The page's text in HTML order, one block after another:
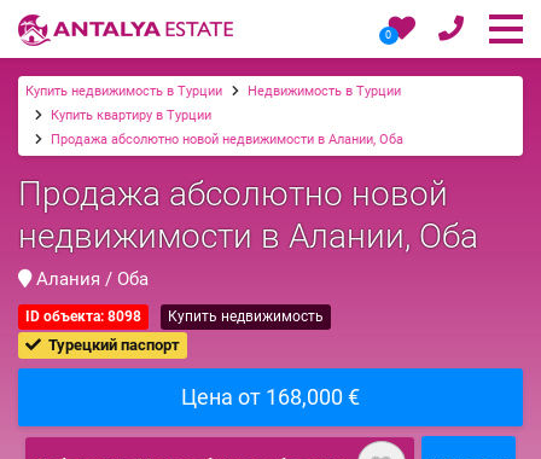
0
Купить недвижимость в Турции
Недвижимость в Турции
Купить квартиру в Турции
Продажа абсолютно новой недвижимости в Алании, Оба
Продажа абсолютно новой
недвижимости в Алании, Оба
Алания / Оба
ID объекта: 8098 Купить недвижимость
Турецкий паспорт
Цена от 168,000 €